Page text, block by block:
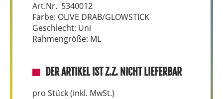
Art.Nr. 5340012
Farbe: OLIVE DRAB/GLOWSTICK
Geschlecht: Uni
Rahmengröße: ML
DER ARTIKEL IST Z.Z. NICHT LIEFERBAR
pro Stück (inkl. MwSt.)